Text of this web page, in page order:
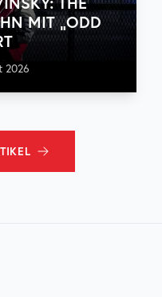
MIT „ODD
2026